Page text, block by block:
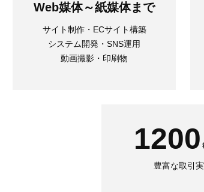
Web媒体～紙媒体まで
サイト制作・ECサイト構築
システム開発・SNS運用
動画撮影・印刷物
1200
豊富な取引